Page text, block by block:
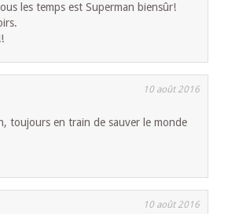
les temps est Superman biensûr!
10 août 2016
toujours en train de sauver le monde
10 août 2016